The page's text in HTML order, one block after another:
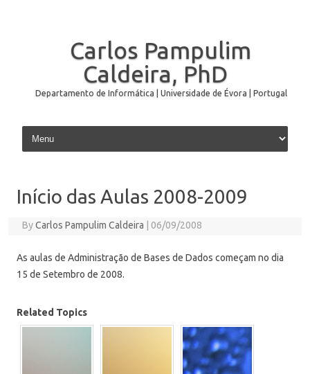
Carlos Pampulim
Caldeira, PhD
Departamento de Informática | Universidade de Évora | Portugal
Skip to content
Início das Aulas 2008-2009
ByCarlos Pampulim Caldeira 06/09/2008
As aulas de Administração de Bases de Dados começam no dia
15 de Setembro de 2008.
Related Topics